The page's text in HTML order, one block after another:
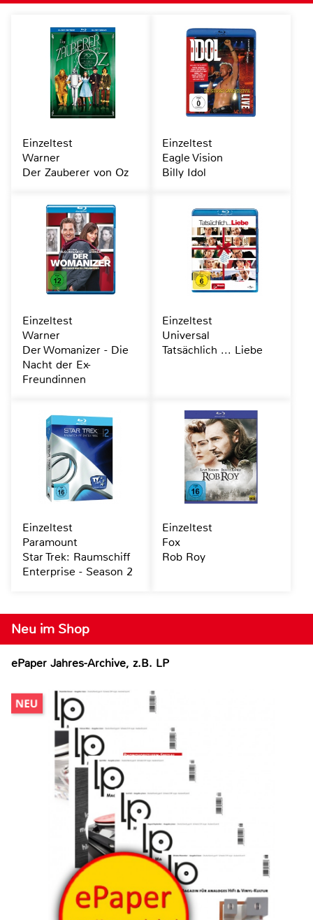
Neu im Shop
ePaper Jahres-Archive, z.B. LP
Einzeltest
Warner
Der Zauberer von Oz
Einzeltest
Eagle Vision
Billy Idol
Einzeltest
Warner
Der Womanizer - Die
Nacht der Ex-
Freundinnen
Einzeltest
Universal
Tatsächlich ... Liebe
Einzeltest
Paramount
Star Trek: Raumschiff
Enterprise - Season 2
Einzeltest
Fox
Rob Roy